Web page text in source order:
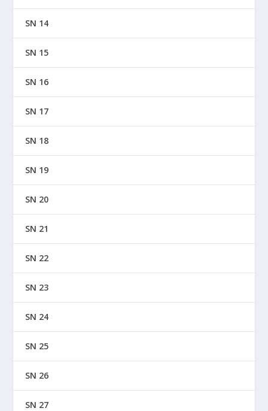
SN 14
SN 15
SN 16
SN 17
SN 18
SN 19
SN 20
SN 21
SN 22
SN 23
SN 24
SN 25
SN 26
SN 27